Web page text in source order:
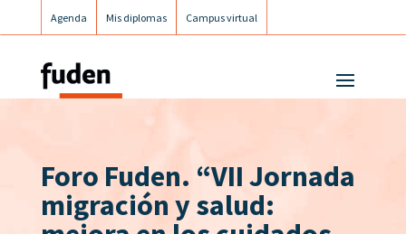
Agenda Mis diplomas Campus virtual
Foro Fuden. “VII Jornada
migración y salud: